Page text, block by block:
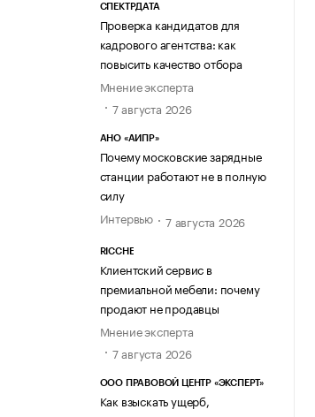
СПЕКТРДАТА
Проверка кандидатов для
кадрового агентства: как
повысить качество отбора
Мнение эксперта
7 августа 2026
АНО «АИПР»
Почему московские зарядные
станции работают не в полную
силу
Интервью
7 августа 2026
RICCHE
Клиентский сервис в
премиальной мебели: почему
продают не продавцы
Мнение эксперта
7 августа 2026
ООО ПРАВОВОЙ ЦЕНТР «ЭКСПЕРТ»
Как взыскать ущерб,